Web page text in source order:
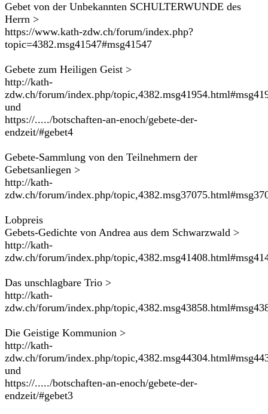
Gebet von der Unbekannten SCHULTERWUNDE des
Herrn >
https://www.kath-zdw.ch/forum/index.php?
topic=4382.msg41547#msg41547
Gebete zum Heiligen Geist >
http://kath-
zdw.ch/forum/index.php/
und
https://...../botschaften-an-enoch/gebete-der-
endzeit/#gebet4
Gebete-Sammlung von den Teilnehmern der
Gebetsanliegen >
http://kath-
zdw.ch/forum/index.php/
Lobpreis
Gebets-Gedichte von Andrea aus dem Schwarzwald >
http://kath-
zdw.ch/forum/index.php/
Das unschlagbare Trio >
http://kath-
zdw.ch/forum/index.php/
Die Geistige Kommunion >
http://kath-
zdw.ch/forum/index.php/
und
https://...../botschaften-an-enoch/gebete-der-
endzeit/#gebet3